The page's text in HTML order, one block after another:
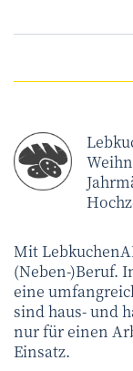
Mit
(Neben-)Beruf.
eine
sind haus- und
nur für einen
Einsatz.